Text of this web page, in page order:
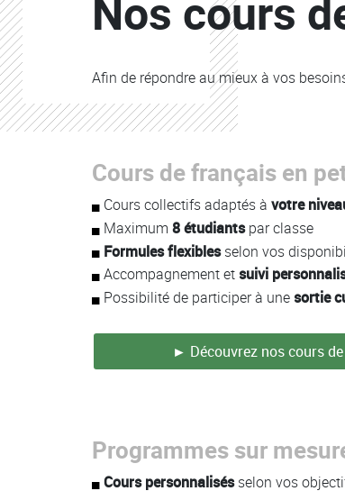
Nos cours
Afin de répondre au mieux à vos
Colonne
Cours de français en
Cours collectifs adaptés à votre
Maximum 8 étudiantspar classe
Formules flexiblesselon vos
Accompagnement et suivi
Possibilité de participer à une sortie
► Découvrez nos cours
Programmes sur
Cours personnalisésselon vos